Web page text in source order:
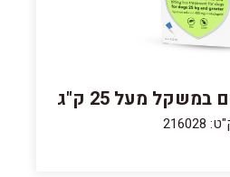
מעל 25 ק"ג